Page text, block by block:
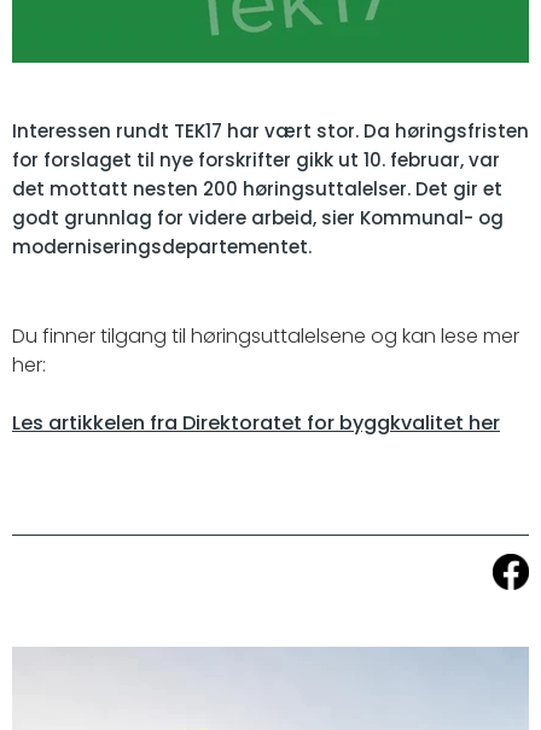
Interessen rundt TEK17 har vært stor. Da høringsfristen
for forslaget til nye forskrifter gikk ut 10. februar, var
det mottatt nesten 200 høringsuttalelser. Det gir et
godt grunnlag for videre arbeid, sier Kommunal- og
moderniseringsdepartementet.
Du finner tilgang til høringsuttalelsene og kan lese mer
her:
Les artikkelen fra Direktoratet for byggkvalitet her